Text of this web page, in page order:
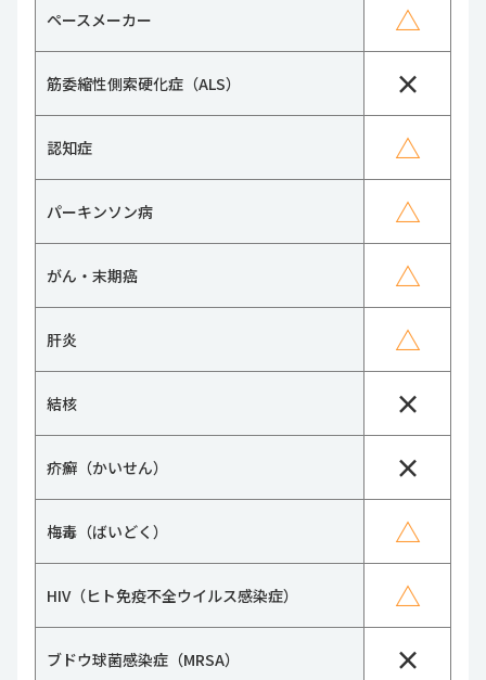
ペースメーカー △
筋委縮性側索硬化症（ALS） ×
認知症 △
パーキンソン病 △
がん・末期癌 △
肝炎 △
結核 ×
疥癬（かいせん） ×
梅毒（ばいどく） △
HIV（ヒト免疫不全ウイルス感染症） △
ブドウ球菌感染症（MRSA） ×